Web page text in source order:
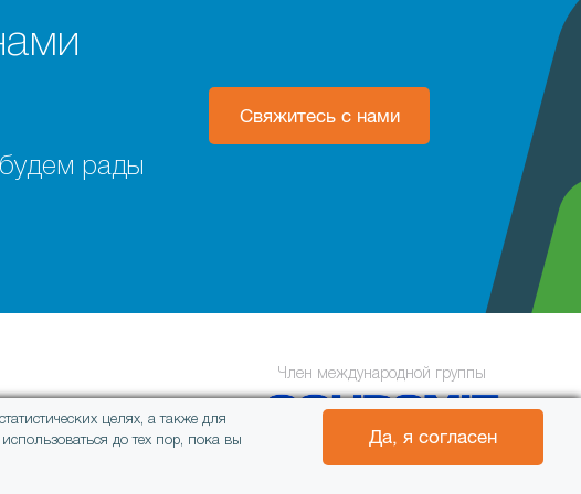
рады
Свяжитесь с нами
Член международной группы
целях, а также для
до тех пор, пока вы
Да, я согласен